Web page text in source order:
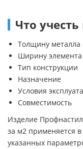
Что
Толщину металла
Ширину элемента
Тип конструкции
Назначение
Условия
Совместимость
Изделие
за м2 применяется
указанных